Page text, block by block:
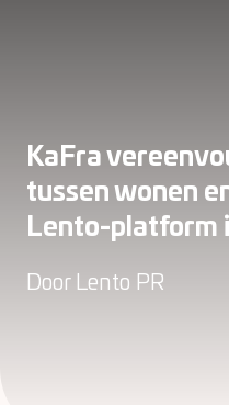
KaFra
tussen wonen
Lento-platform
Door Lento PR